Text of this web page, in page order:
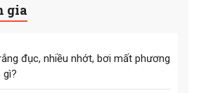
gia
đục, nhiều nhớt, bơi mất phương
gì?